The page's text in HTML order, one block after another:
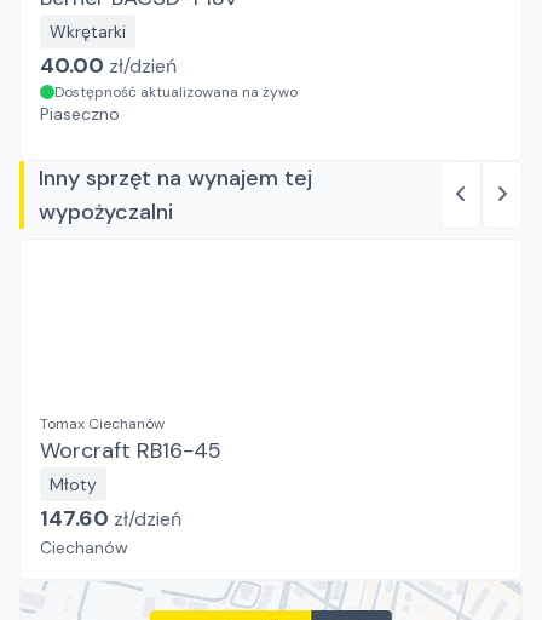
Wkrętarki
40.00 zł/dzień
Dostępność aktualizowana na żywo
Piaseczno
Inny sprzęt na wynajem tej
wypożyczalni
Tomax Ciechanów
Worcraft RB16-45
Młoty
147.60 zł/dzień
Ciechanów